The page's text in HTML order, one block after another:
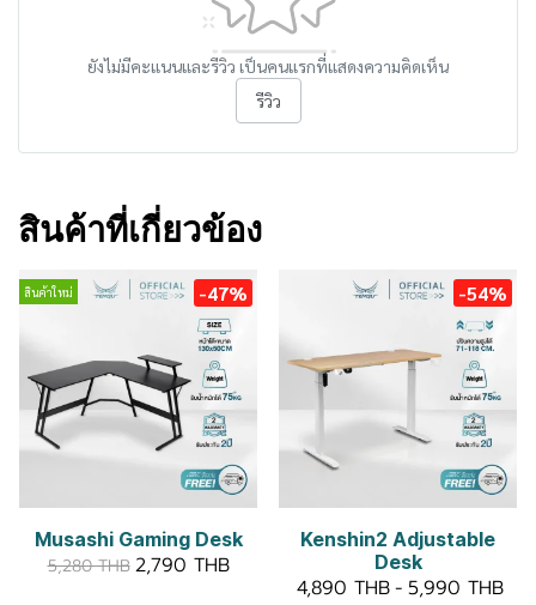
ยังไม่มีคะแนนและรีวิว เป็นคนแรกที่แสดงความคิดเห็น
รีวิว
สินค้าที่เกี่ยวข้อง
สินค้าใหม่ -47%
Musashi Gaming Desk
5,280 THB 2,790 THB
-54%
Kenshin2 Adjustable
Desk
4,890 THB- 5,990 THB